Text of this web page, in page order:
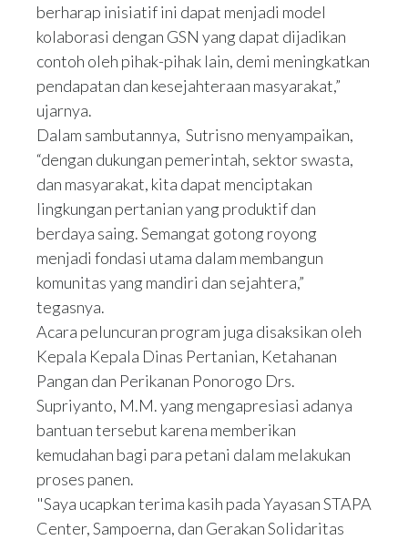
berharap inisiatif ini dapat menjadi model
kolaborasi dengan GSN yang dapat dijadikan
contoh oleh pihak-pihak lain, demi meningkatkan
pendapatan dan kesejahteraan masyarakat,”
ujarnya.
Dalam sambutannya, Sutrisno menyampaikan,
“dengan dukungan pemerintah, sektor swasta,
dan masyarakat, kita dapat menciptakan
lingkungan pertanian yang produktif dan
berdaya saing. Semangat gotong royong
menjadi fondasi utama dalam membangun
komunitas yang mandiri dan sejahtera,”
tegasnya.
Acara peluncuran program juga disaksikan oleh
Kepala Kepala Dinas Pertanian, Ketahanan
Pangan dan Perikanan Ponorogo Drs.
Supriyanto, M.M. yang mengapresiasi adanya
bantuan tersebut karena memberikan
kemudahan bagi para petani dalam melakukan
proses panen.
"Saya ucapkan terima kasih pada Yayasan STAPA
Center, Sampoerna, dan Gerakan Solidaritas